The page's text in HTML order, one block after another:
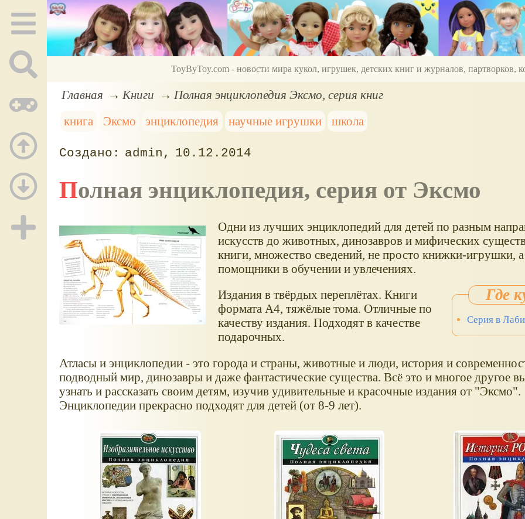
ToyByToy.com - новости мира кукол, игрушек, детских книг и журналов, партворков,
Главная Книги
Полная энциклопедия Эксмо, серия книг
книга
Эксмо энциклопедия научные игрушки школа
admin 10.12.2014
Полная энциклопедия, серия от Эксмо
Одни из лучших энциклопедий для детей по разным
искусств до животных, динозавров и мифических
книги, множество сведений, не просто книжки-игрушки,
помощники в обучении и увлечениях.
Серия в
Издания в твёрдых переплётах. Книги
формата А4, тяжёлые тома. Отличные по
качеству издания. Подходят в качестве
подарочных.
Атласы и энциклопедии - это города и страны, животные и люди, история и
подводный мир, динозавры и даже фантастические существа. Всё это и многое другое
узнать и рассказать своим детям, изучив удивительные и красочные издания от "Эксмо".
Энциклопедии прекрасно подходят для детей (от 8-9 лет).